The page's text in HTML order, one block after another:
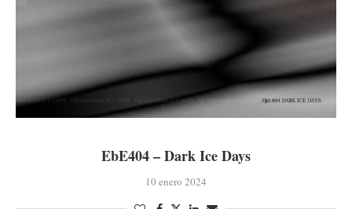
EbE404 – Dark Ice Days
10 enero 2024